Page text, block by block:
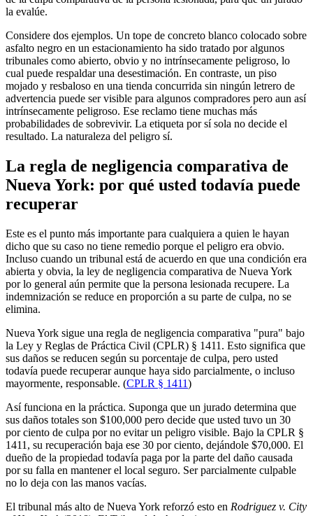
la evalúe.
Considere dos ejemplos. Un tope de concreto blanco colocado sobre
asfalto negro en un estacionamiento ha sido tratado por algunos
tribunales como abierto, obvio y no intrínsecamente peligroso, lo
cual puede respaldar una desestimación. En contraste, un piso
mojado y resbaloso en una tienda concurrida sin ningún letrero de
advertencia puede ser visible para algunos compradores pero aun así
intrínsecamente peligroso. Ese reclamo tiene muchas más
probabilidades de sobrevivir. La etiqueta por sí sola no decide el
resultado. La naturaleza del peligro sí.
La regla de negligencia comparativa de
Nueva York: por qué usted todavía puede
recuperar
Este es el punto más importante para cualquiera a quien le hayan
dicho que su caso no tiene remedio porque el peligro era obvio.
Incluso cuando un tribunal está de acuerdo en que una condición era
abierta y obvia, la ley de negligencia comparativa de Nueva York
por lo general aún permite que la persona lesionada recupere. La
indemnización se reduce en proporción a su parte de culpa, no se
elimina.
Nueva York sigue una regla de negligencia comparativa "pura" bajo
la Ley y Reglas de Práctica Civil (CPLR) § 1411. Esto significa que
sus daños se reducen según su porcentaje de culpa, pero usted
todavía puede recuperar aunque haya sido parcialmente, o incluso
mayormente, responsable. (CPLR § 1411)
Así funciona en la práctica. Suponga que un jurado determina que
sus daños totales son $100,000 pero decide que usted tuvo un 30
por ciento de culpa por no evitar un peligro visible. Bajo la CPLR §
1411, su recuperación baja ese 30 por ciento, dejándole $70,000. El
dueño de la propiedad todavía paga por la parte del daño causada
por su falla en mantener el local seguro. Ser parcialmente culpable
no lo deja con las manos vacías.
El tribunal más alto de Nueva York reforzó esto en Rodriguez v. City